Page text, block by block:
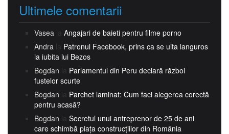
Ultimele comentarii
Vasea la Angajari de baieti pentru filme porno
Andra la Patronul Facebook, prins ca se uita languros
la iubita lui Bezos
Bogdan la Parlamentul din Peru declară război
fustelor scurte
Bogdan la Parchet laminat: Cum faci alegerea corectă
pentru acasă?
Bogdan la Secretul unui antreprenor de 25 de ani
care schimbă piața construcțiilor din România